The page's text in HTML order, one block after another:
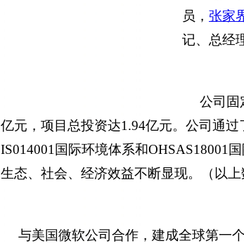
员， 张家
记、总经
公司固
亿元，项目总投资达1.94亿元。公司通过
IS014001国际环境体系和OHSAS18001
生态、社会、经济效益不断显现。（以上
与美国微软公司合作，建成全球第一